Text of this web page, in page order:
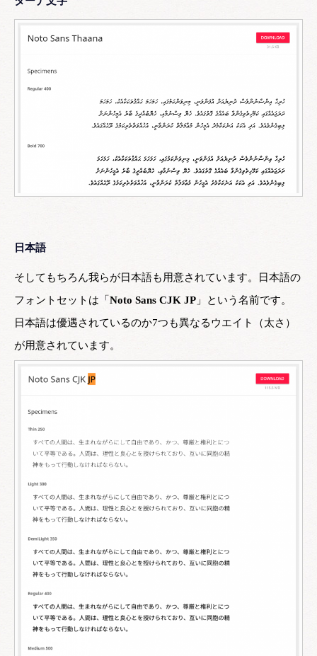
日本語
そしてもちろん我らが日本語も用意されています。日本語の
フォントセットは「Noto Sans CJK JP 」という名前です。
日本語は優遇されているのか7つも異なるウエイト（太さ）
が用意されています。